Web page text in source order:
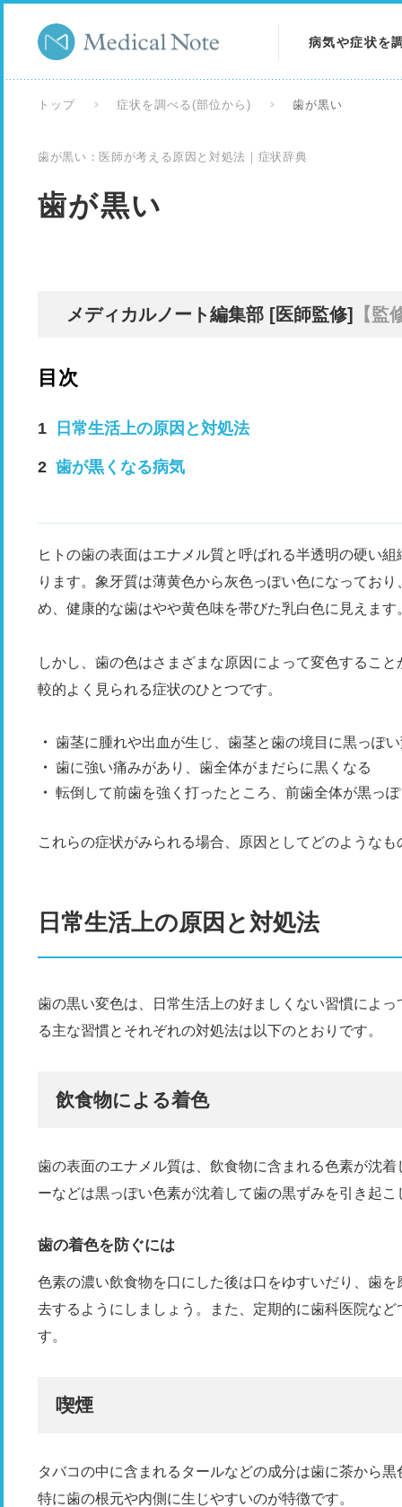
病気や症状を
トップ 症状を調べる(部位から) 歯が黒い
歯が黒い：医師が考える原因と対処法｜症状辞典
歯が黒い
メディカルノート編集部 [医師監修] 【監
目次
日常生活上の原因と対処法
歯が黒くなる病気
ヒトの歯の表面はエナメル質と呼ばれる半透明の硬い
ります。象牙質は薄黄色から灰色っぽい色になってお
め、健康的な歯はやや黄色味を帯びた乳白色に見えます
しかし、歯の色はさまざまな原因によって変色するこ
較的よく見られる症状のひとつです。
歯茎に腫れや出血が生じ、歯茎と歯の境目に黒っぽ
歯に強い痛みがあり、歯全体がまだらに黒くなる
転倒して前歯を強く打ったところ、前歯全体が黒っ
これらの症状がみられる場合、原因としてどのような
日常生活上の原因と対処法
歯の黒い変色は、日常生活上の好ましくない習慣によ
る主な習慣とそれぞれの対処法は以下のとおりです。
飲食物による着色
歯の表面のエナメル質は、飲食物に含まれる色素が沈
ーなどは黒っぽい色素が沈着して歯の黒ずみを引き起こ
歯の着色を防ぐには
色素の濃い飲食物を口にした後は口をゆすいだり、歯を
去するようにしましょう。また、定期的に歯科医院な
す。
喫煙
タバコの中に含まれるタールなどの成分は歯に茶から黒
特に歯の根元や内側に生じやすいのが特徴です。